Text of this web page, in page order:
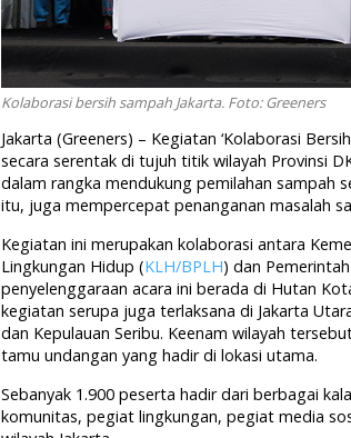
Kolaborasi bersih sampah Jakarta. Foto: Greeners
Jakarta (Greeners) – Kegiatan ‘Kolaborasi
secara serentak di tujuh titik wilayah Provinsi
dalam rangka mendukung pemilahan sampah
itu, juga mempercepat penanganan masalah
Kegiatan ini merupakan kolaborasi antara
Lingkungan Hidup (KLH/BPLH) dan
penyelenggaraan acara ini berada di Hutan
kegiatan serupa juga terlaksana di Jakarta
dan Kepulauan Seribu. Keenam wilayah
tamu undangan yang hadir di lokasi utama.
Sebanyak 1.900 peserta hadir dari berbagai
komunitas, pegiat lingkungan, pegiat media